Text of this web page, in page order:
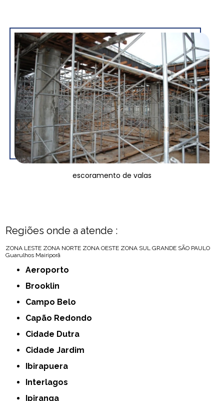
escoramento de valas
Regiões onde a atende :
ZONA LESTE ZONA NORTE ZONA OESTE ZONA SUL GRANDE SÃO PAULO
Guarulhos Mairiporã
Aeroporto
Brooklin
Campo Belo
Capão Redondo
Cidade Dutra
Cidade Jardim
Ibirapuera
Interlagos
Ipiranga